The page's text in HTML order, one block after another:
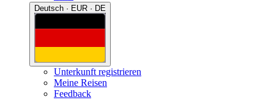
Deutsch · EUR · DE
Unterkunft registrieren
Meine Reisen
Feedback